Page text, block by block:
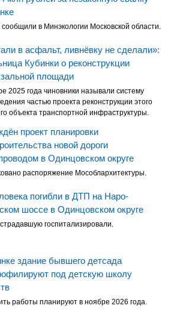
в Минэкологии Московской области.
в асфальт, ливнёвку не сделали»:
Кубинки о реконструкции
площади
2025 года чиновники называли систему
частью проекта реконструкции этого
объекта транспортной инфраструктуры.
проект планировки
новой дороги
в Одинцовском округе
распоряжение Мособлархитектуры.
погибли в ДТП на Наро-
шоссе в Одинцовском округе
госпитализировали.
здание бывшего детсада
под детскую школу
работы планируют в ноябре 2026 года.